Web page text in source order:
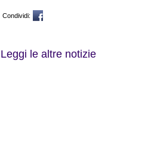
Condividi:
Leggi le altre notizie